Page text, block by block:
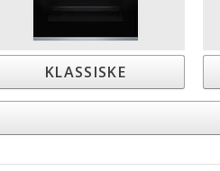
KLASSISKE